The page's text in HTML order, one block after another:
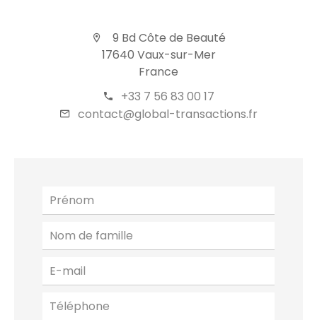
9 Bd Côte de Beauté
17640 Vaux-sur-Mer
France
+33 7 56 83 00 17
contact@global-transactions.fr